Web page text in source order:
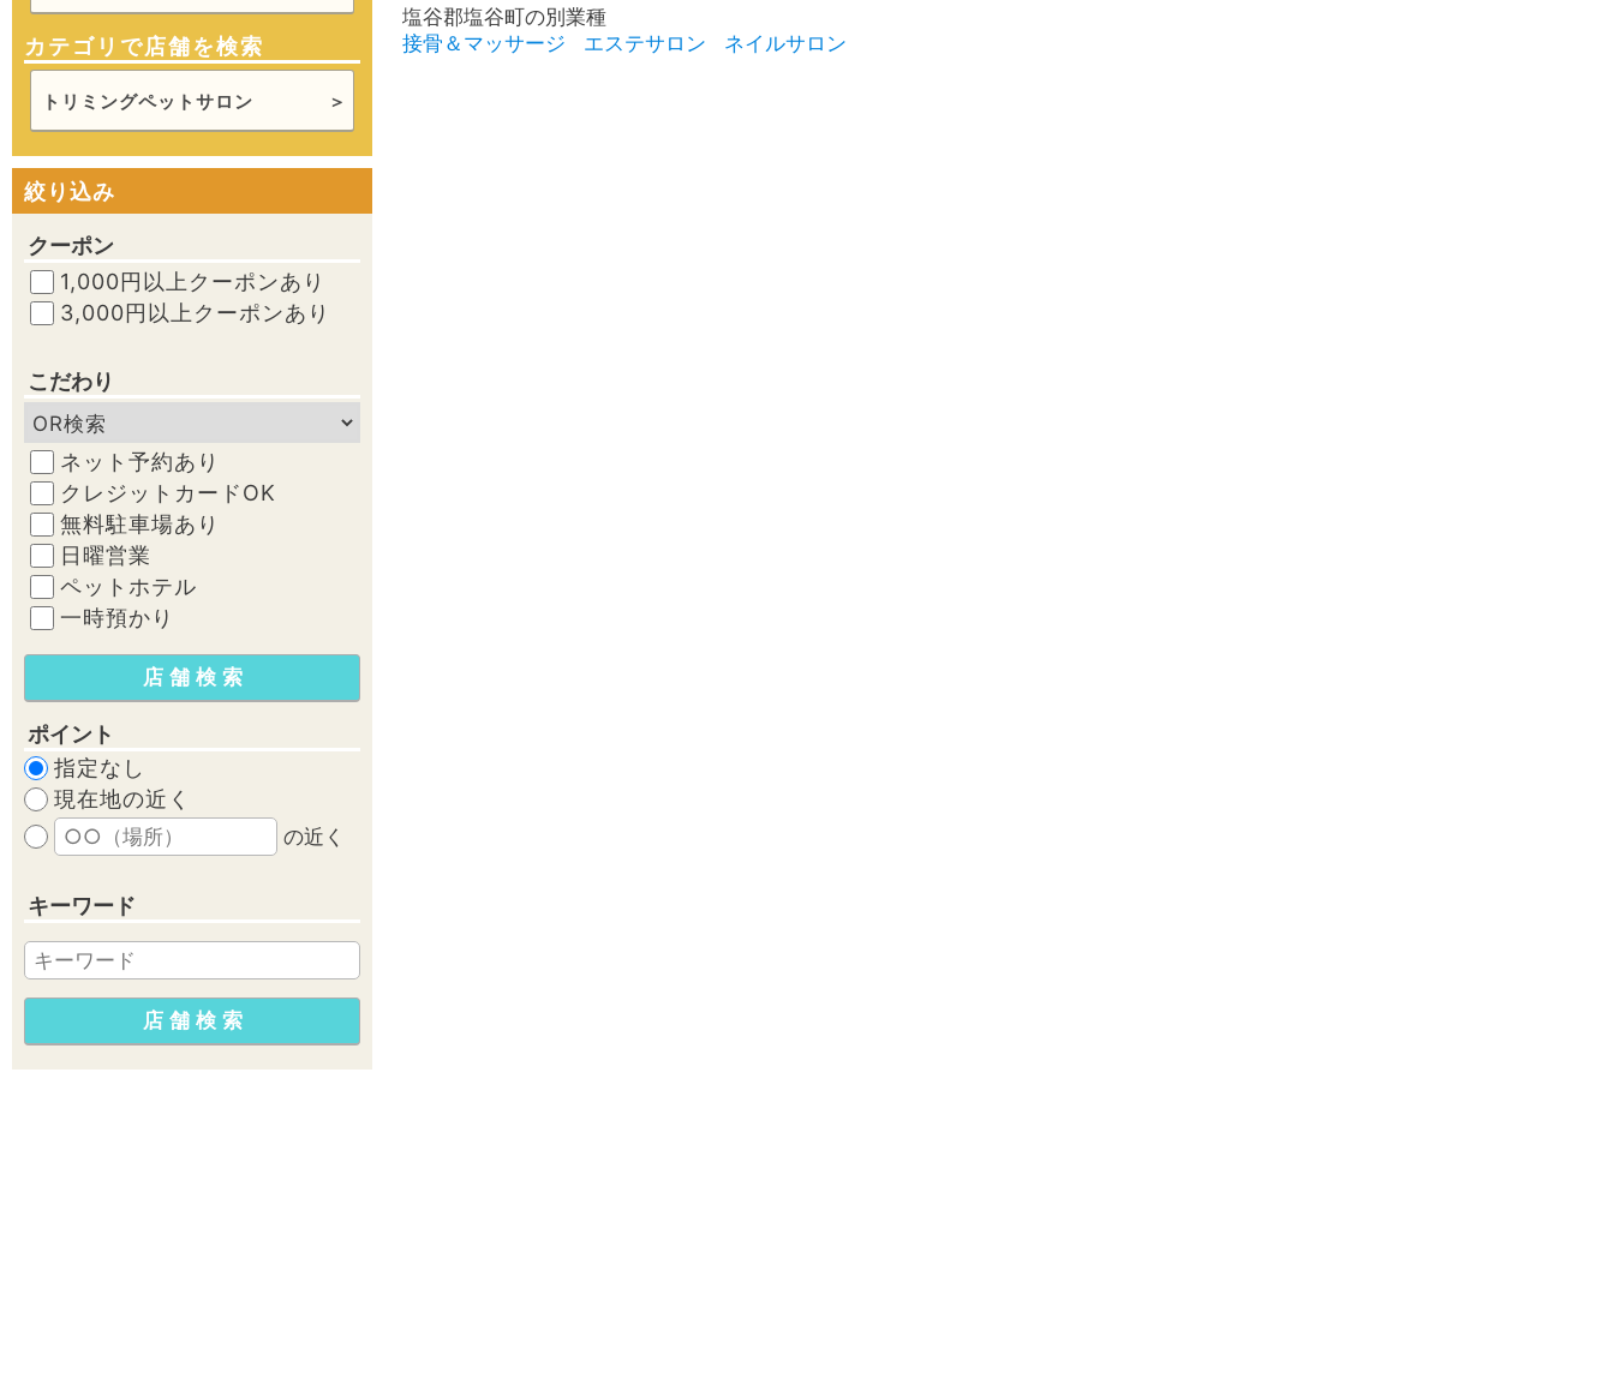
カテゴリで店舗を検索
トリミングペットサロン
絞り込み
クーポン
1,000円以上クーポンあり
3,000円以上クーポンあり
こだわり
ネット予約あり
クレジットカードOK
無料駐車場あり
日曜営業
ペットホテル
一時預かり
ポイント
指定なし
現在地の近く
の近く
キーワード
塩谷郡塩谷町の別業種
接骨＆マッサージ
エステサロン ネイルサロン